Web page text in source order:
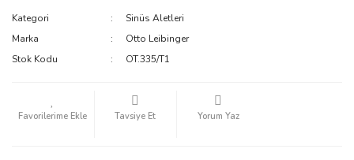
Kategori
Sinüs Aletleri
Marka
Otto Leibinger
Stok Kodu
OT.335/T1
Tavsiye Et Yorum Yaz